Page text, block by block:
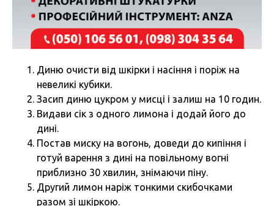
Диню очисти від шкірки і насіння і поріж на
невеликі кубики.
Засип диню цукром у мисці і залиш на 10 годин.
Видави сік з одного лимона і додай його до
дині.
Постав миску на вогонь, доведи до кипіння і
готуй варення з дині на повільному вогні
приблизно 30 хвилин, знімаючи піну.
Другий лимон наріж тонкими скибочками
разом зі шкіркою.